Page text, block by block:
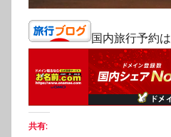
国内旅行予約は
共有: